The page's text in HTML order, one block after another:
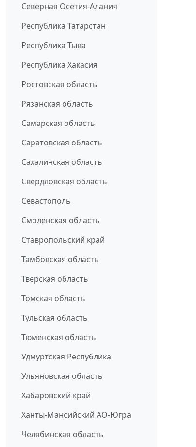
Северная Осетия-Алания
Республика Татарстан
Республика Тыва
Республика Хакасия
Ростовская область
Рязанская область
Самарская область
Саратовская область
Сахалинская область
Свердловская область
Севастополь
Смоленская область
Ставропольский край
Тамбовская область
Тверская область
Томская область
Тульская область
Тюменская область
Удмуртская Республика
Ульяновская область
Хабаровский край
Ханты-Мансийский АО-Югра
Челябинская область